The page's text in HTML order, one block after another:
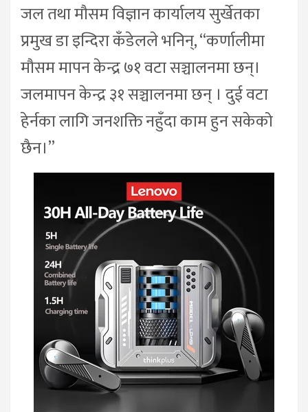
जल तथा मौसम विज्ञान कार्यालय सुर्खेतका
प्रमुख डा इन्दिरा कँडेलले भनिन्, “कर्णालीमा
मौसम मापन केन्द्र ७१ वटा सञ्चालनमा छन्।
जलमापन केन्द्र ३१ सञ्चालनमा छन् । दुई वटा
हेर्नका लागि जनशक्ति नहुँदा काम हुन सकेको
छैन।”